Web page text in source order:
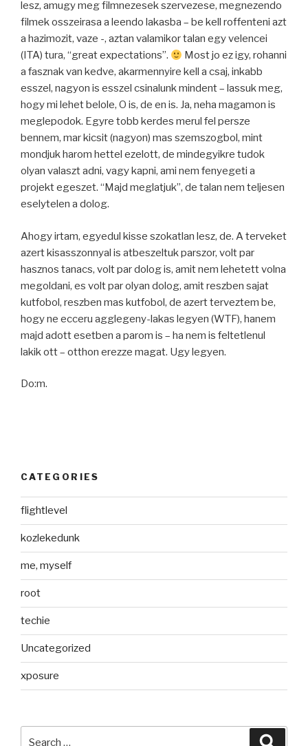
lesz, amugy meg filmnezesek szervezese, megnezendo
filmek osszeirasa a leendo lakasba – be kell roffenteni azt
a hazimozit, vaze -, aztan valamikor talan egy velencei
(ITA) tura, “great expectations”.
Most jo ez igy, rohanni
a fasznak van kedve, akarmennyire kell a csaj, inkabb
esszel, nagyon is esszel csinalunk mindent – lassuk meg,
hogy mi lehet belole, O is, de en is. Ja, neha magamon is
meglepodok. Egyre tobb kerdes merul fel persze
bennem, mar kicsit (nagyon) mas szemszogbol, mint
mondjuk harom hettel ezelott, de mindegyikre tudok
olyan valaszt adni, vagy kapni, ami nem fenyegeti a
projekt egeszet. “Majd meglatjuk”, de talan nem teljesen
eselytelen a dolog.
Ahogy irtam, egyedul kisse szokatlan lesz, de. A terveket
azert kisasszonnyal is atbeszeltuk parszor, volt par
hasznos tanacs, volt par dolog is, amit nem lehetett volna
megoldani, es volt par olyan dolog, amit reszben sajat
kutfobol, reszben mas kutfobol, de azert terveztem be,
hogy ne ecceru agglegeny-lakas legyen (WTF), hanem
majd adott esetben a parom is – ha nem is feltetlenul
lakik ott – otthon erezze magat. Ugy legyen.
Do:m.
CATEGORIES
flightlevel
kozlekedunk
me, myself
root
techie
Uncategorized
xposure